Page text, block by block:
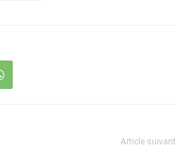
Article suivant